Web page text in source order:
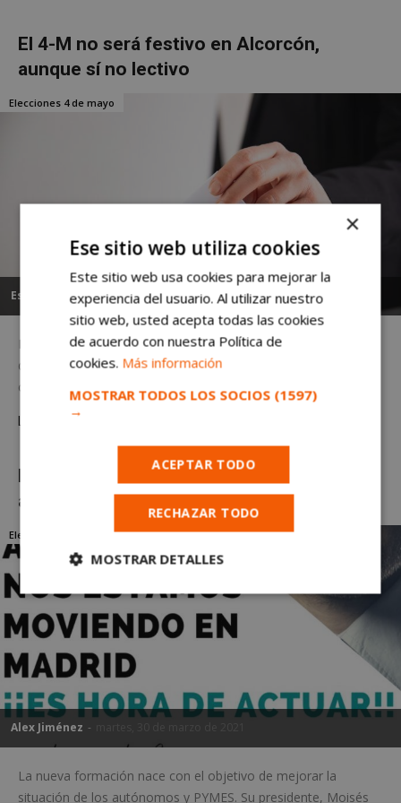
El 4-M no será festivo en Alcorcón,
aunque sí no lectivo
Esther Montellano - martes, 30 de marzo de 2021
Elecciones 4 de mayo
El próximo martes 4 de mayo no habrá clases en los colegios
del municipio debido a las jornadas electorales que se
celebrarán en toda...
Nace el PARTIDO AUTÓNOMOS: una nueva
alternativa política en Alcorcón
Alex Jiménez -
Elecciones 4 de mayo
La nueva formación nace con el objetivo de mejorar la
situación de los autónomos y PYMES. Su presidente, Moisés
×
Ese sitio web utiliza cookies
Este sitio web usa cookies para mejorar la
experiencia del usuario. Al utilizar nuestro
sitio web, usted acepta todas las cookies
de acuerdo con nuestra Política de
cookies. Más información
MOSTRAR TODOS LOS SOCIOS (1597)
→
ACEPTAR TODO
RECHAZAR TODO
MOSTRAR DETALLES
Cookies
estrictamente
necesarias
Cookies de
rendimiento
Cookies de
preferencias
Cookies de
funcionalidad
Cookies no clasificadas